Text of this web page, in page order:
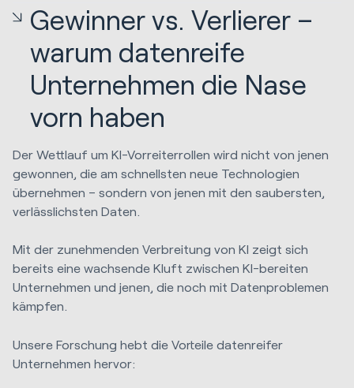
Gewinner vs. Verlierer –
warum datenreife
Unternehmen die Nase
vorn haben
Der Wettlauf um KI-Vorreiterrollen wird nicht von jenen
gewonnen, die am schnellsten neue Technologien
übernehmen – sondern von jenen mit den saubersten,
verlässlichsten Daten.
Mit der zunehmenden Verbreitung von KI zeigt sich
bereits eine wachsende Kluft zwischen KI-bereiten
Unternehmen und jenen, die noch mit Datenproblemen
kämpfen.
Unsere Forschung hebt die Vorteile datenreifer
Unternehmen hervor: